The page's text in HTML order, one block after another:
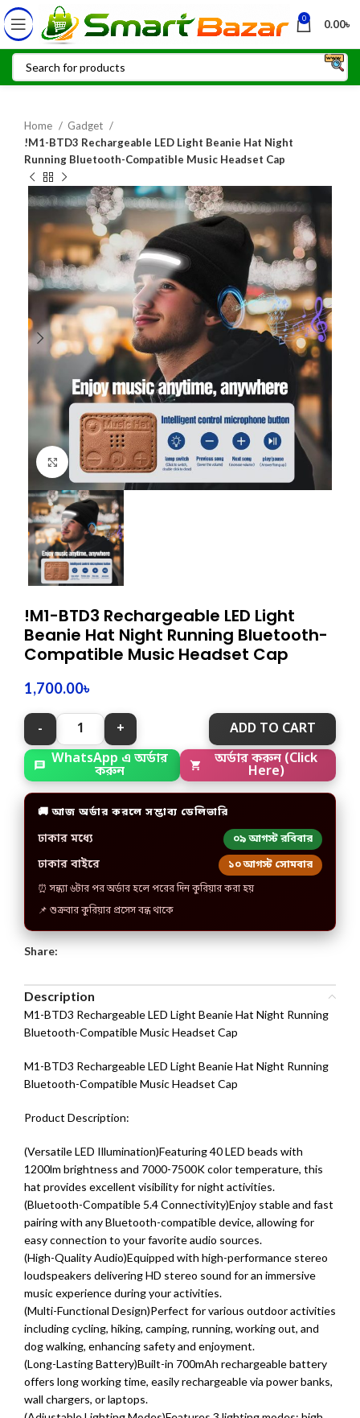
0 0.00৳
Home
Gadget
!M1-BTD3 Rechargeable LED Light Beanie Hat Night
Running Bluetooth-Compatible Music Headset Cap
Click to enlarge
!M1-BTD3 Rechargeable LED Light
Beanie Hat Night Running Bluetooth-
Compatible Music Headset Cap
1,700.00৳
ADD TO CART
WhatsApp এ অর্ডার
করুন
অর্ডার করুন (Click
Here)
🚚 আজ অর্ডার করলে সম্ভাব্য ডেলিভারি
ঢাকার মধ্যে ০৯ আগস্ট রবিবার
ঢাকার বাইরে ১০ আগস্ট সোমবার
⏰ সন্ধ্যা ৬টার পর অর্ডার হলে পরের দিন কুরিয়ার করা হয়
📌 শুক্রবার কুরিয়ার প্রসেস বন্ধ থাকে
Share:
Description
M1-BTD3 Rechargeable LED Light Beanie Hat Night Running
Bluetooth-Compatible Music Headset Cap
M1-BTD3 Rechargeable LED Light Beanie Hat Night Running
Bluetooth-Compatible Music Headset Cap
Product Description:
(Versatile LED Illumination)Featuring 40 LED beads with
1200lm brightness and 7000-7500K color temperature, this
hat provides excellent visibility for night activities.
(Bluetooth-Compatible 5.4 Connectivity)Enjoy stable and fast
pairing with any Bluetooth-compatible device, allowing for
easy connection to your favorite audio sources.
(High-Quality Audio)Equipped with high-performance stereo
loudspeakers delivering HD stereo sound for an immersive
music experience during your activities.
(Multi-Functional Design)Perfect for various outdoor activities
including cycling, hiking, camping, running, working out, and
dog walking, enhancing safety and enjoyment.
(Long-Lasting Battery)Built-in 700mAh rechargeable battery
offers long working time, easily rechargeable via power banks,
wall chargers, or laptops.